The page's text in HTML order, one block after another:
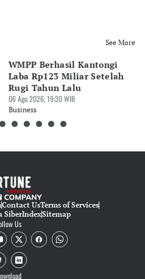
See More
WMPP Berhasil Kantongi
Laba Rp123 Miliar Setelah
Rugi Tahun Lalu
06 Agu 2026, 19:30 WIB
Business
Contact UsTerms of Services
SiberIndexSitemap
Us